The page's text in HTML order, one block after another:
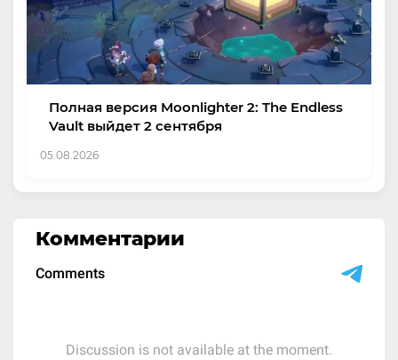
Полная версия Moonlighter 2: The Endless
Vault выйдет 2 сентября
05.08.2026
Комментарии